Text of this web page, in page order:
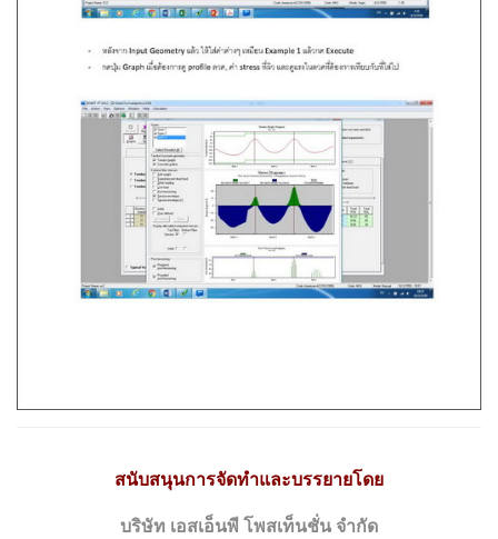
สนับสนุนการจัดทำและบรรยายโดย
บริษัท เอสเอ็นพี โพสเท็นชั่น จำกัด